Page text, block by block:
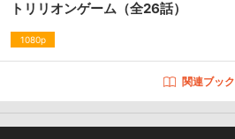
トリリオンゲーム （全26話）
1080p
関連ブック